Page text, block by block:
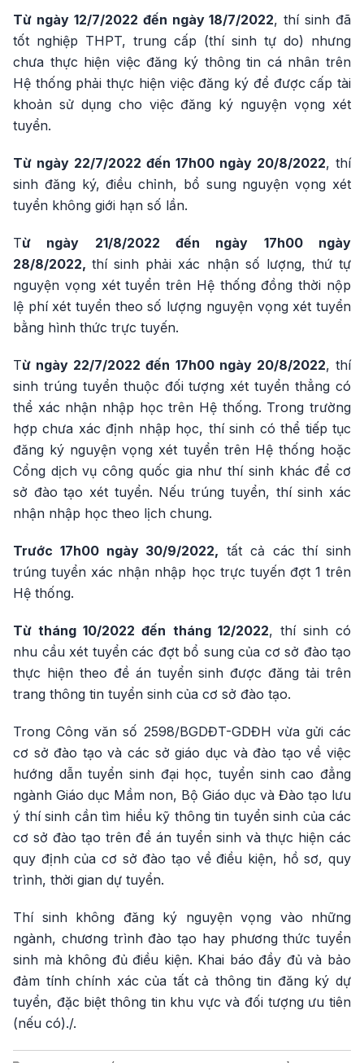
Từ ngày 12/7/2022 đến ngày 18/7/2022, thí sinh đã
tốt nghiệp THPT, trung cấp (thí sinh tự do) nhưng
chưa thực hiện việc đăng ký thông tin cá nhân trên
Hệ thống phải thực hiện việc đăng ký để được cấp tài
khoản sử dụng cho việc đăng ký nguyện vọng xét
tuyển.
Từ ngày 22/7/2022 đến 17h00 ngày 20/8/2022, thí
sinh đăng ký, điều chỉnh, bổ sung nguyện vọng xét
tuyển không giới hạn số lần.
Từ ngày 21/8/2022 đến ngày 17h00 ngày
28/8/2022,thí sinh phải xác nhận số lượng, thứ tự
nguyện vọng xét tuyển trên Hệ thống đồng thời nộp
lệ phí xét tuyển theo số lượng nguyện vọng xét tuyển
bằng hình thức trực tuyến.
Từ ngày 22/7/2022 đến 17h00 ngày 20/8/2022, thí
sinh trúng tuyển thuộc đối tượng xét tuyển thẳng có
thể xác nhận nhập học trên Hệ thống. Trong trường
hợp chưa xác định nhập học, thí sinh có thể tiếp tục
đăng ký nguyện vọng xét tuyển trên Hệ thống hoặc
Cổng dịch vụ công quốc gia như thí sinh khác để cơ
sở đào tạo xét tuyển. Nếu trúng tuyển, thí sinh xác
nhận nhập học theo lịch chung.
Trước 17h00 ngày 30/9/2022, tất cả các thí sinh
trúng tuyển xác nhận nhập học trực tuyến đợt 1 trên
Hệ thống.
Từ tháng 10/2022 đến tháng 12/2022, thí sinh có
nhu cầu xét tuyển các đợt bổ sung của cơ sở đào tạo
thực hiện theo đề án tuyển sinh được đăng tải trên
trang thông tin tuyển sinh của cơ sở đào tạo.
Trong Công văn số 2598/BGDĐT-GDĐH vừa gửi các
cơ sở đào tạo và các sở giáo dục và đào tạo về việc
hướng dẫn tuyển sinh đại học, tuyển sinh cao đẳng
ngành Giáo dục Mầm non, Bộ Giáo dục và Đào tạo lưu
ý thí sinh cần tìm hiểu kỹ thông tin tuyển sinh của các
cơ sở đào tạo trên đề án tuyển sinh và thực hiện các
quy định của cơ sở đào tạo về điều kiện, hồ sơ, quy
trình, thời gian dự tuyển.
Thí sinh không đăng ký nguyện vọng vào những
ngành, chương trình đào tạo hay phương thức tuyển
sinh mà không đủ điều kiện. Khai báo đầy đủ và bảo
đảm tính chính xác của tất cả thông tin đăng ký dự
tuyển, đặc biệt thông tin khu vực và đối tượng ưu tiên
(nếu có)./.